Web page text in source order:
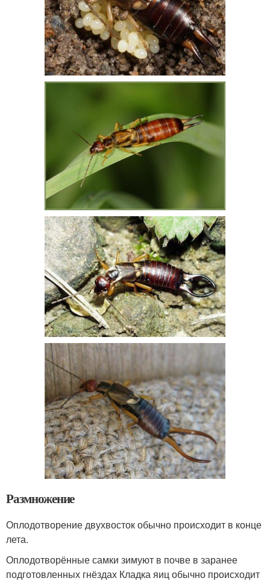
Размножение
Оплодотворение двухвосток обычно происходит в конце
лета.
Оплодотворённые самки зимуют в почве в заранее
подготовленных гнёздах Кладка яиц обычно происходит